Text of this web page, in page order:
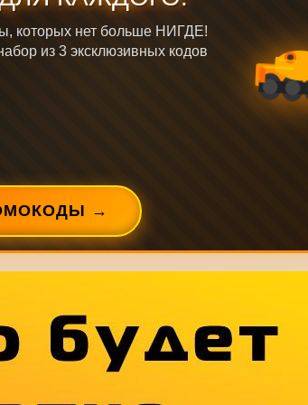
которых нет больше НИГДЕ!
из 3 эксклюзивных кодов
→